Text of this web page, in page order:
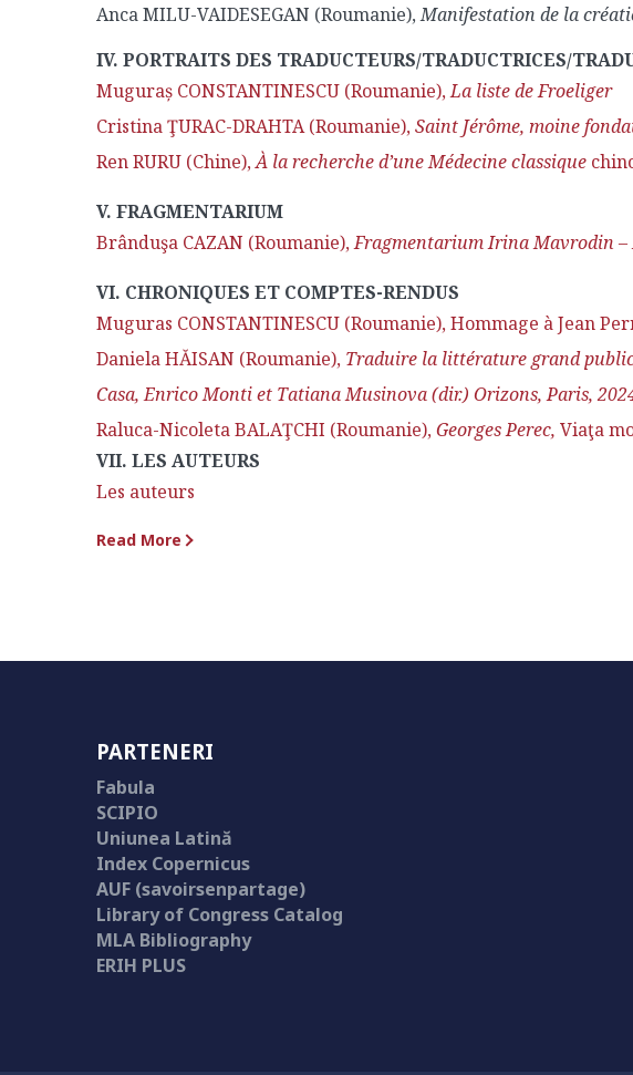
Anca MILU-VAIDESEGAN (Roumanie),Manifestation de la
IV. PORTRAITS DES TRADUCTEURS/TRADUCTRICES/
Muguraș CONSTANTINESCU (Roumanie),La liste de Froeliger
Cristina ŢURAC-DRAHTA (Roumanie),Saint Jérôme, moine
Ren RURU (Chine),À la recherche d’une Médecine classique
V. FRAGMENTARIUM
Brânduşa CAZAN (Roumanie),Fragmentarium Irina Mavrodin –
VI. CHRONIQUES ET COMPTES-RENDUS
Muguras CONSTANTINESCU (Roumanie), Hommage à Jean
Daniela HĂISAN (Roumanie), Traduire la littérature grand
Casa, Enrico Monti et Tatiana Musinova (dir.) Orizons, Paris,
Raluca-Nicoleta BALAŢCHI (Roumanie),Georges Perec, Viaţa
VII. LES AUTEURS
Les auteurs
Read More
PARTENERI
Fabula
SCIPIO
Uniunea Latină
Index Copernicus
AUF (savoirsenpartage)
Library of Congress Catalog
MLA Bibliography
ERIH PLUS